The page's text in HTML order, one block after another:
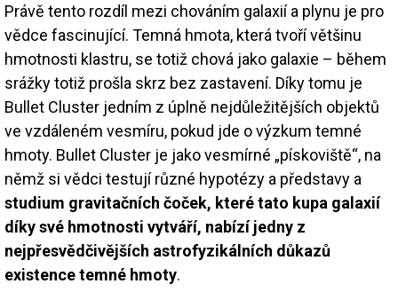
Právě tento rozdíl mezi chováním galaxií a plynu je pro
vědce fascinující. Temná hmota, která tvoří většinu
hmotnosti klastru, se totiž chová jako galaxie – během
srážky totiž prošla skrz bez zastavení. Díky tomu je
Bullet Cluster jedním z úplně nejdůležitějších objektů
ve vzdáleném vesmíru, pokud jde o výzkum temné
hmoty. Bullet Cluster je jako vesmírné „pískoviště“, na
němž si vědci testují různé hypotézy a představy a
studium gravitačních čoček, které tato kupa galaxií
díky své hmotnosti vytváří, nabízí jedny z
nejpřesvědčivějších astrofyzikálních důkazů
existence temné hmoty.